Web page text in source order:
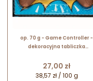
op. 70 g - Game Controller -
dekoracyjna tabliczka
w pudełku
Cena
27,00 zł
38,57 zł / 100 g